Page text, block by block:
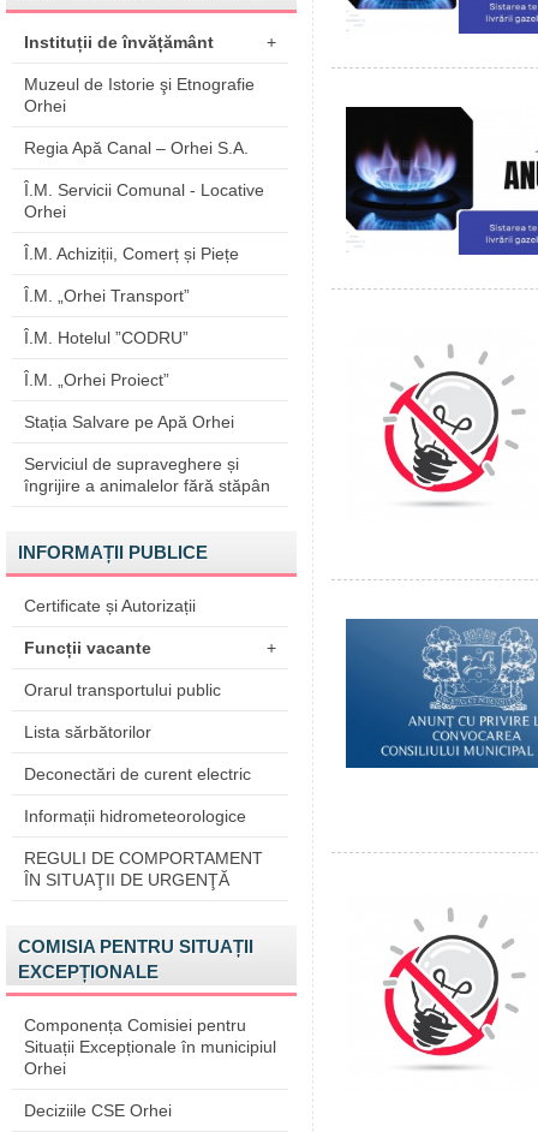
Instituții de învățământ +
Muzeul de Istorie şi Etnografie
Orhei
Regia Apă Canal – Orhei S.A.
Î.M. Servicii Comunal - Locative
Orhei
Î.M. Achiziții, Comerț și Piețe
Î.M. „Orhei Transport”
Î.M. Hotelul ”CODRU”
Î.M. „Orhei Proiect”
Stația Salvare pe Apă Orhei
Serviciul de supraveghere și
îngrijire a animalelor fără stăpân
INFORMAȚII PUBLICE
Certificate și Autorizații
Funcții vacante +
Orarul transportului public
Lista sărbătorilor
Deconectări de curent electric
Informații hidrometeorologice
REGULI DE COMPORTAMENT
ÎN SITUAŢII DE URGENŢĂ
COMISIA PENTRU SITUAȚII
EXCEPȚIONALE
Componența Comisiei pentru
Situații Excepționale în municipiul
Orhei
Deciziile CSE Orhei